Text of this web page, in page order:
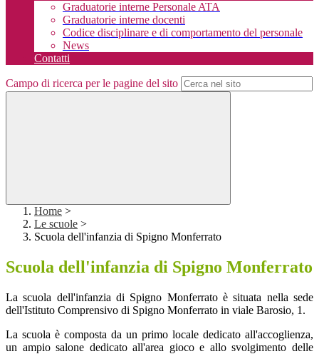
Graduatorie interne Personale ATA
Graduatorie interne docenti
Codice disciplinare e di comportamento del personale
News
Contatti
Campo di ricerca per le pagine del sito
Home >
Le scuole >
Scuola dell'infanzia di Spigno Monferrato
Scuola dell'infanzia di Spigno Monferrato
La scuola dell'infanzia di Spigno Monferrato è situata nella sede
dell'Istituto Comprensivo di Spigno Monferrato in viale Barosio, 1.
La scuola è composta da un primo locale dedicato all'accoglienza,
un ampio salone dedicato all'area gioco e allo svolgimento delle